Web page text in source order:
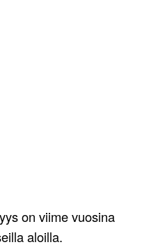
on viime vuosina
aloilla.